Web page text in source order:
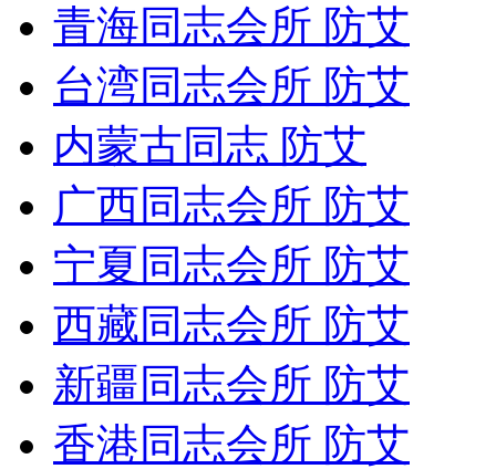
青海同志会所 防艾
台湾同志会所 防艾
内蒙古同志 防艾
广西同志会所 防艾
宁夏同志会所 防艾
西藏同志会所 防艾
新疆同志会所 防艾
香港同志会所 防艾